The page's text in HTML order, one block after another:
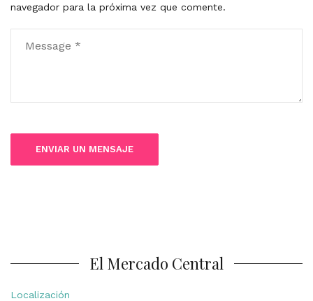
navegador para la próxima vez que comente.
El Mercado Central
Localización